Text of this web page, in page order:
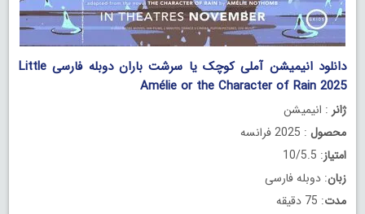
دانلود انیمیشن آملی کوچک یا سرشت باران دوبله فارسی Little
Amélie or the Character of Rain 2025
ژانر : انیمیشن
محصول : 2025 فرانسه
امتیاز: 10/5.5
زبان: دوبله فارسی
مدت: 75 دقیقه